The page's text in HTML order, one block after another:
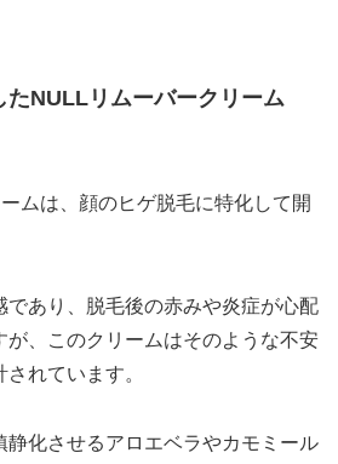
たNULLリムーバークリーム
ムは、顔のヒゲ脱毛に特化して開
であり、脱毛後の赤みや炎症が心配
が、このクリームはそのような不安
れています。
静化させるアロエベラやカモミール